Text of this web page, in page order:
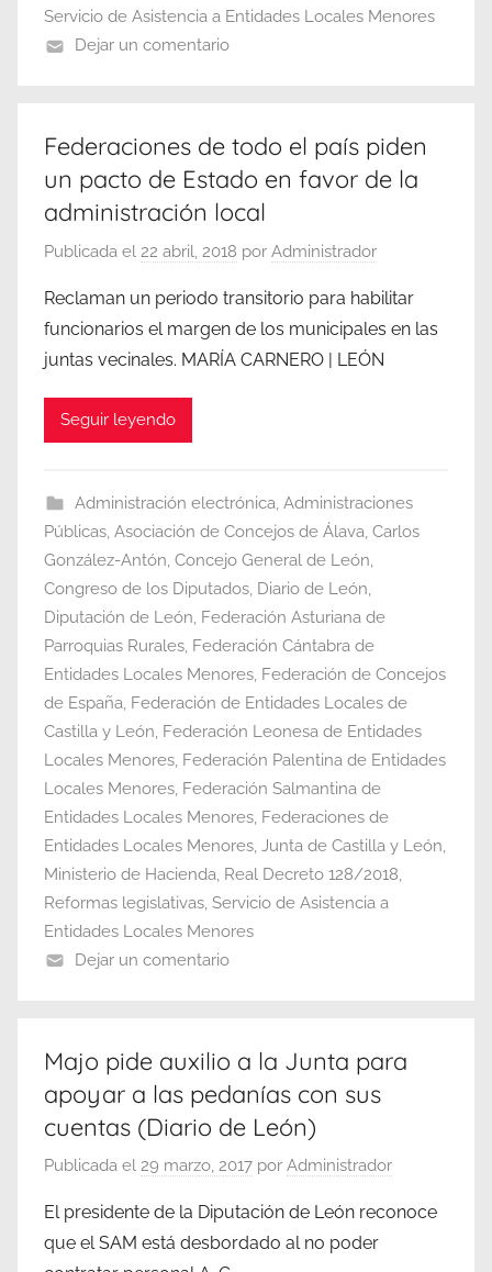
Servicio de Asistencia a Entidades Locales Menores
Dejar un comentario
Federaciones de todo el país piden
un pacto de Estado en favor de la
administración local
Publicada el 22 abril, 2018 por Administrador
Reclaman un periodo transitorio para habilitar
funcionarios el margen de los municipales en las
juntas vecinales. MARÍA CARNERO | LEÓN
Seguir leyendo
Administración electrónica, Administraciones
Públicas, Asociación de Concejos de Álava, Carlos
González-Antón, Concejo General de León,
Congreso de los Diputados, Diario de León,
Diputación de León, Federación Asturiana de
Parroquias Rurales, Federación Cántabra de
Entidades Locales Menores, Federación de Concejos
de España, Federación de Entidades Locales de
Castilla y León, Federación Leonesa de Entidades
Locales Menores, Federación Palentina de Entidades
Locales Menores, Federación Salmantina de
Entidades Locales Menores, Federaciones de
Entidades Locales Menores, Junta de Castilla y León,
Ministerio de Hacienda, Real Decreto 128/2018,
Reformas legislativas, Servicio de Asistencia a
Entidades Locales Menores
Dejar un comentario
Majo pide auxilio a la Junta para
apoyar a las pedanías con sus
cuentas (Diario de León)
Publicada el 29 marzo, 2017 por Administrador
El presidente de la Diputación de León reconoce
que el SAM está desbordado al no poder